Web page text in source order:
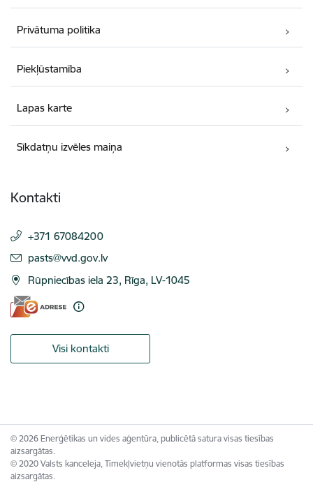
Privātuma politika
Piekļūstamība
Lapas karte
Sīkdatņu izvēles maiņa
Kontakti
+371 67084200
E-pasts:
pasts@vvd.gov.lv
Rūpniecības iela 23, Rīga, LV-1045
Visi kontakti
© 2026 Enerģētikas un vides aģentūra, publicētā satura visas tiesības
aizsargātas.
© 2020 Valsts kanceleja, Tīmekļvietņu vienotās platformas visas tiesības
aizsargātas.